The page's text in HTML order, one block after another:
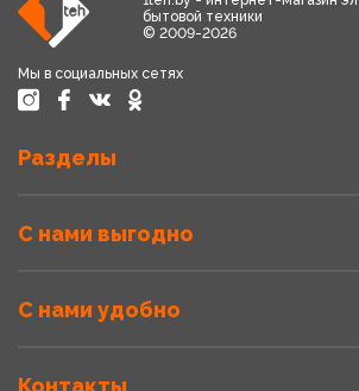
бытовой техники
© 2009-2026
Мы в социальных сетях
Разделы
С нами выгодно
С нами удобно
Контакты